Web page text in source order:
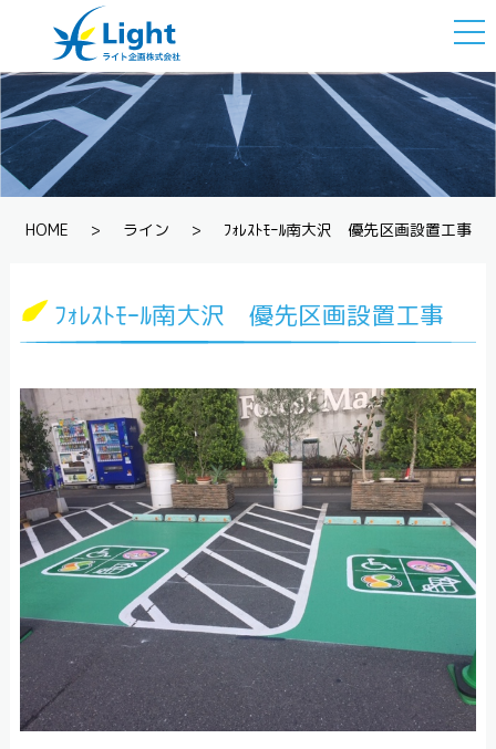
HOME > ライン > ﾌｫﾚｽﾄﾓｰﾙ南大沢 優先区画設置工事
ﾌｫﾚｽﾄﾓｰﾙ南大沢 優先区画設置工事